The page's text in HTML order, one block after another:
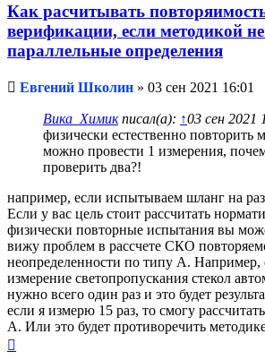
Как расчитывать
верификации, если методикой
параллельные определения
Непрочитанное
Евгений Школин » 03 сен 2021 16:01
Вика_Химикписал(а): ↑03 сен 2021
физически естественно повторить
можно провести 1 измерения,
проверить два?!
например, если испытываем шланг на
Если у вас цель стоит рассчитать
физически повторные испытания вы
вижу проблем в рассчете СКО
неопределенности по типу А. Например,
измерение светопропускания стекол
нужно всего один раз и это будет
если я измерю 15 раз, то смогу
А. Или это будет противоречить